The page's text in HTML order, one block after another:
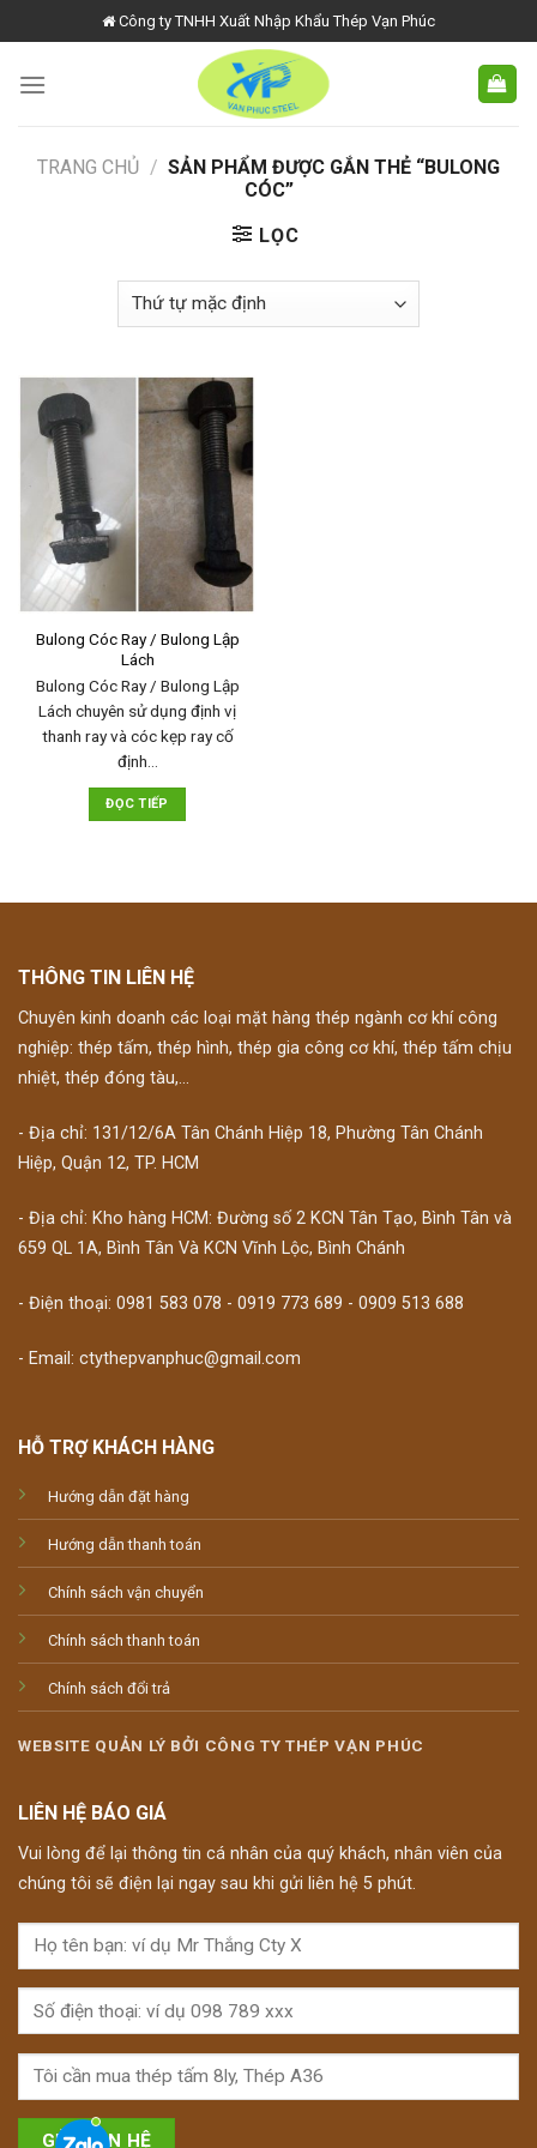
to
content
Công ty TNHH Xuất Nhập Khẩu Thép Vạn Phúc
TRANG CHỦ / SẢN PHẨM ĐƯỢC GẮN THẺ “BULONG
CÓC”
LỌC
Bulong Cóc Ray / Bulong Lập
Lách
Bulong Cóc Ray / Bulong Lập
Lách chuyên sử dụng định vị
thanh ray và cóc kẹp ray cố
định…
ĐỌC TIẾP
THÔNG TIN LIÊN HỆ
Chuyên kinh doanh các loại mặt hàng thép ngành cơ khí công
nghiệp: thép tấm, thép hình, thép gia công cơ khí, thép tấm chịu
nhiệt, thép đóng tàu,...
- Địa chỉ: 131/12/6A Tân Chánh Hiệp 18, Phường Tân Chánh
Hiệp, Quận 12, TP. HCM
- Địa chỉ: Kho hàng HCM: Đường số 2 KCN Tân Tạo, Bình Tân và
659 QL 1A, Bình Tân Và KCN Vĩnh Lộc, Bình Chánh
- Điện thoại: 0981 583 078 - 0919 773 689 - 0909 513 688
- Email: ctythepvanphuc@gmail.com
HỖ TRỢ KHÁCH HÀNG
Hướng dẫn đặt hàng
Hướng dẫn thanh toán
Chính sách vận chuyển
Chính sách thanh toán
Chính sách đổi trả
WEBSITE QUẢN LÝ BỞI CÔNG TY THÉP VẠN PHÚC
LIÊN HỆ BÁO GIÁ
Vui lòng để lại thông tin cá nhân của quý khách, nhân viên của
chúng tôi sẽ điện lại ngay sau khi gửi liên hệ 5 phút.